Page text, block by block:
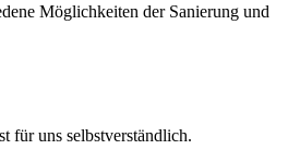
Möglichkeiten der Sanierung und
für uns selbstverständlich.